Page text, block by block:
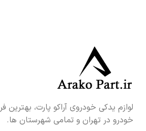
لوازم یدکی خودروی آراکو پارت،
خودرو در تهران و تمامی شهرستان ها.